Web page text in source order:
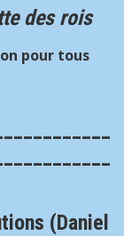
des rois
pour tous
(Daniel